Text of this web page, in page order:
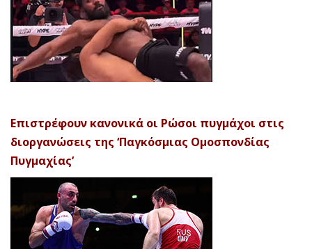
Επιστρέφουν κανονικά οι Ρώσοι πυγμάχοι στις
διοργανώσεις της ‘Παγκόσμιας Ομοσπονδίας
Πυγμαχίας’